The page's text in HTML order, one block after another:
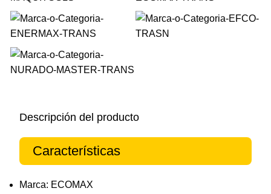
Descripción del producto
Características
Marca: ECOMAX